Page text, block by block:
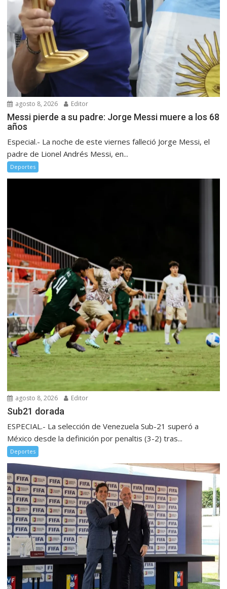
agosto 8, 2026 Editor
Messi pierde a su padre: Jorge Messi muere a los 68
años
Especial.- La noche de este viernes falleció Jorge Messi, el
padre de Lionel Andrés Messi, en...
Deportes
agosto 8, 2026 Editor
Sub21 dorada
ESPECIAL.- La selección de Venezuela Sub-21 superó a
México desde la definición por penaltis (3-2) tras...
Deportes